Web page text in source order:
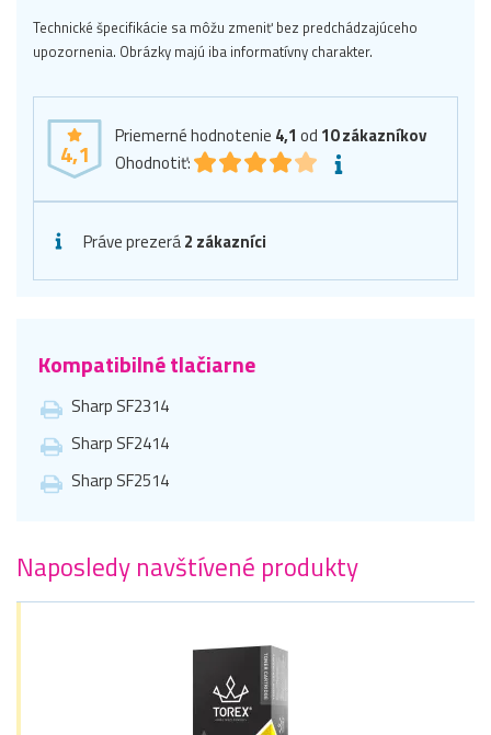
Technické špecifikácie sa môžu zmeniť bez predchádzajúceho
upozornenia. Obrázky majú iba informatívny charakter.
4,1
Priemerné hodnotenie 4,1 od 10zákazníkov
Ohodnotiť:
Práve prezerá2 zákazníci
Kompatibilné tlačiarne
Sharp SF2314
Sharp SF2414
Sharp SF2514
Naposledy navštívené produkty